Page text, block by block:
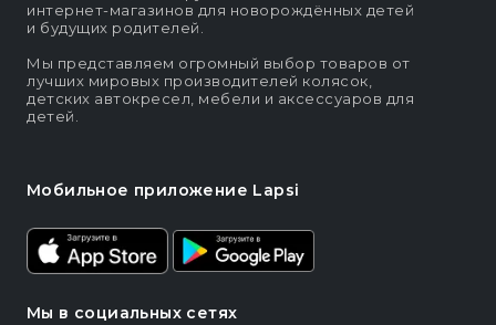
интернет-магазинов для новорождённых детей
и будущих родителей.
Мы представляем огромный выбор товаров от
лучших мировых производителей колясок,
детских автокресел, мебели и аксессуаров для
детей.
Мобильное приложение Lapsi
Мы в социальных сетях